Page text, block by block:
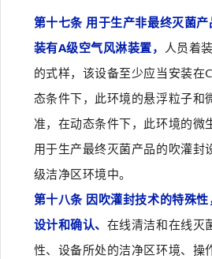
第十七条 用于生产非最终灭菌
装有A级空气风淋装置， 人员着
的式样，该设备至少应当安装在
态条件下，此环境的悬浮粒子和
准，在动态条件下，此环境的微
用于生产最终灭菌产品的吹灌封
级洁净区环境中。
第十八条 因吹灌封技术的特殊
设计和确认、 在线清洁和在线灭
性、设备所处的洁净区环境、操